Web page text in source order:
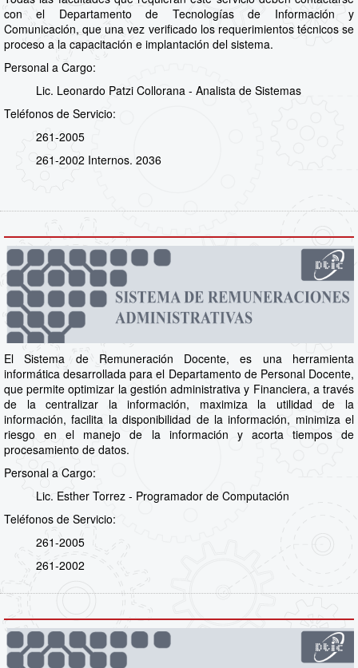
con el Departamento de Tecnologías de Información y
Comunicación, que una vez verificado los requerimientos técnicos se
proceso a la capacitación e implantación del sistema.
Personal a Cargo:
Lic. Leonardo Patzi Collorana - Analista de Sistemas
Teléfonos de Servicio:
261-2005
261-2002 Internos. 2036
El Sistema de Remuneración Docente, es una herramienta
informática desarrollada para el Departamento de Personal Docente,
que permite optimizar la gestión administrativa y Financiera, a través
de la centralizar la información, maximiza la utilidad de la
información, facilita la disponibilidad de la información, minimiza el
riesgo en el manejo de la información y acorta tiempos de
procesamiento de datos.
Personal a Cargo:
Lic. Esther Torrez - Programador de Computación
Teléfonos de Servicio:
261-2005
261-2002